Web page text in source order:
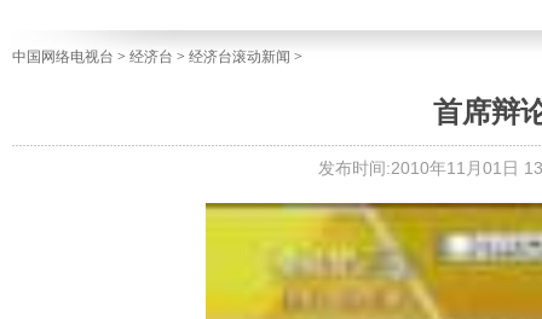
中国网络电视台 > 经济台 > 经济台滚动新闻 >
首席辩
发布时间:2010年11月01日